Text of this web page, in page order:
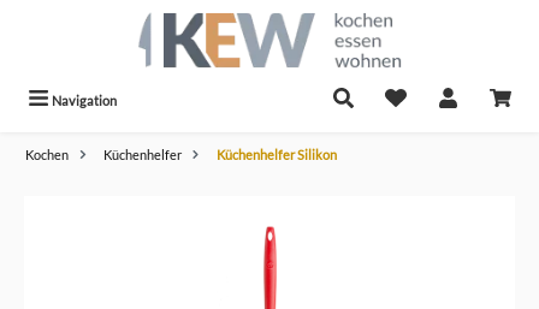
Navigation
Kochen Küchenhelfer Küchenhelfer Silikon